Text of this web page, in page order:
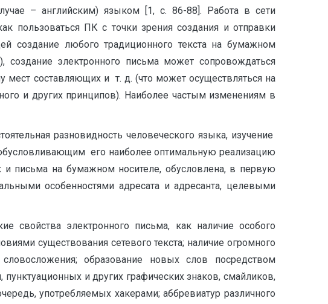
– английским) языком [1, с. 86-88]. Работа в сети
пользоваться ПК с точки зрения создания и отправки
создание любого традиционного текста на бумажном
создание электронного письма может сопровождаться
мест составляющих и т. д. (что может осуществляться на
и других принципов). Наиболее частым изменениям в
разновидность человеческого языка, изучение
его наиболее оптимальную реализацию
и письма на бумажном носителе, обусловлена, в первую
особенностями адресата и адресанта, целевыми
свойства электронного письма, как наличие особого
существования сетевого текста; наличие огромного
образование новых слов посредством
и других графических знаков, смайликов,
употребляемых хакерами; аббревиатур различного